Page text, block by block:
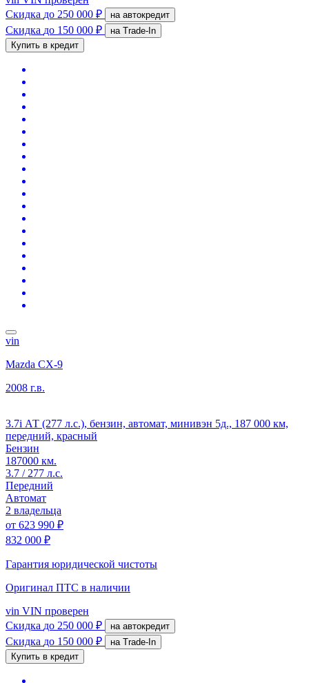
Скидка до 250 000 ₽ на автокредит
Скидка до 150 000 ₽
на Trade-In
Купить в кредит
vin
Mazda CX-9
2008 г.в.
3.7i АТ (277 л.с.), бензин, автомат, минивэн 5д., 187 000 км,
передний, красный
Бензин
187000 км.
3.7 / 277 л.с.
Передний
Автомат
2 владельца
от 623 990 ₽
832 000 ₽
Гарантия юридической чистоты
Оригинал ПТС в наличии
vin VIN проверен
Скидка до 250 000 ₽ на автокредит
Скидка до 150 000 ₽
на Trade-In
Купить в кредит